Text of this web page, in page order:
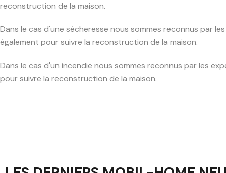
reconstruction de la maison.
Dans le cas d'une sécheresse nous sommes reconnus par
également pour suivre la reconstruction de la maison.
Dans le cas d'un incendie nous sommes reconnus par les
pour suivre la reconstruction de la maison.